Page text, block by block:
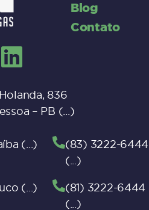
Blog
Contato
836
– PB
(83) 3222-6444
(81) 3222-6444